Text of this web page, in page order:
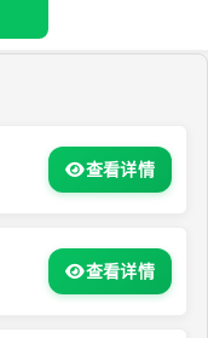
查看详情
查看详情